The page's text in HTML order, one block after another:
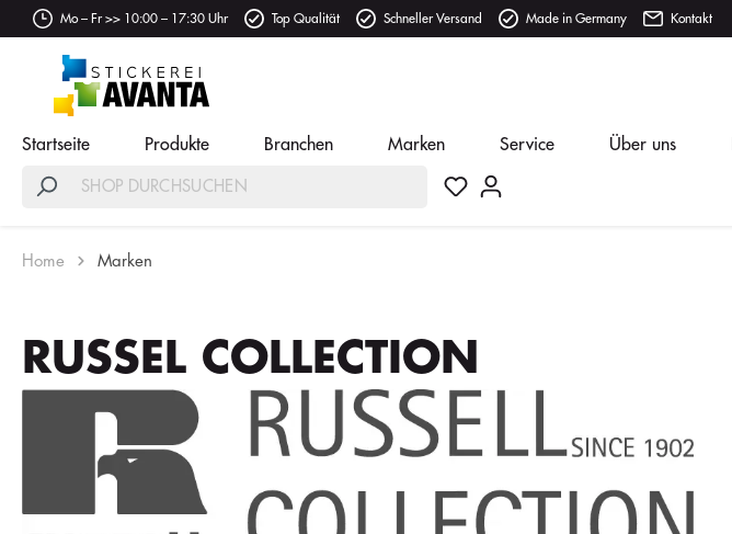
Mo – Fr >> 10:00 – 17:30 Uhr Top Qualität Schneller Versand Made in Germany Kontakt
Startseite Produkte Branchen Marken Service Über uns
Home Marken
RUSSEL COLLECTION